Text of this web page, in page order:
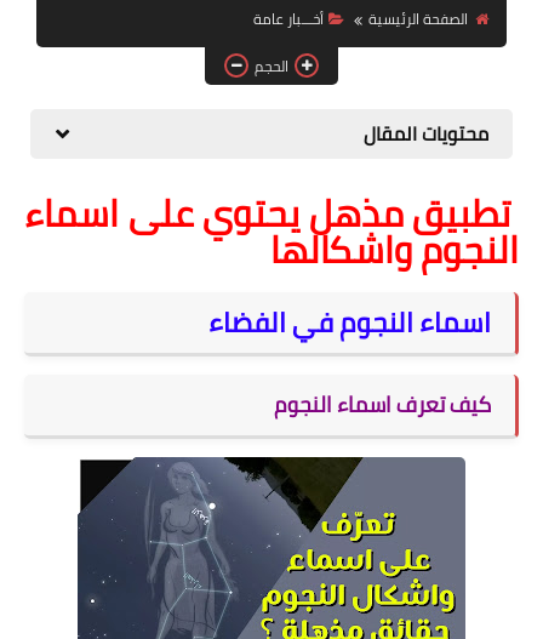
الصحة والجمال
موشن جرافيك
الصفحة الرئيسية
أخـــبار عامة
الحجم
محتويات المقال
تطبيق مذهل يحتوي على اسماء
النجوم واشكالها
اسماء النجوم في الفضاء
كيف تعرف اسماء النجوم